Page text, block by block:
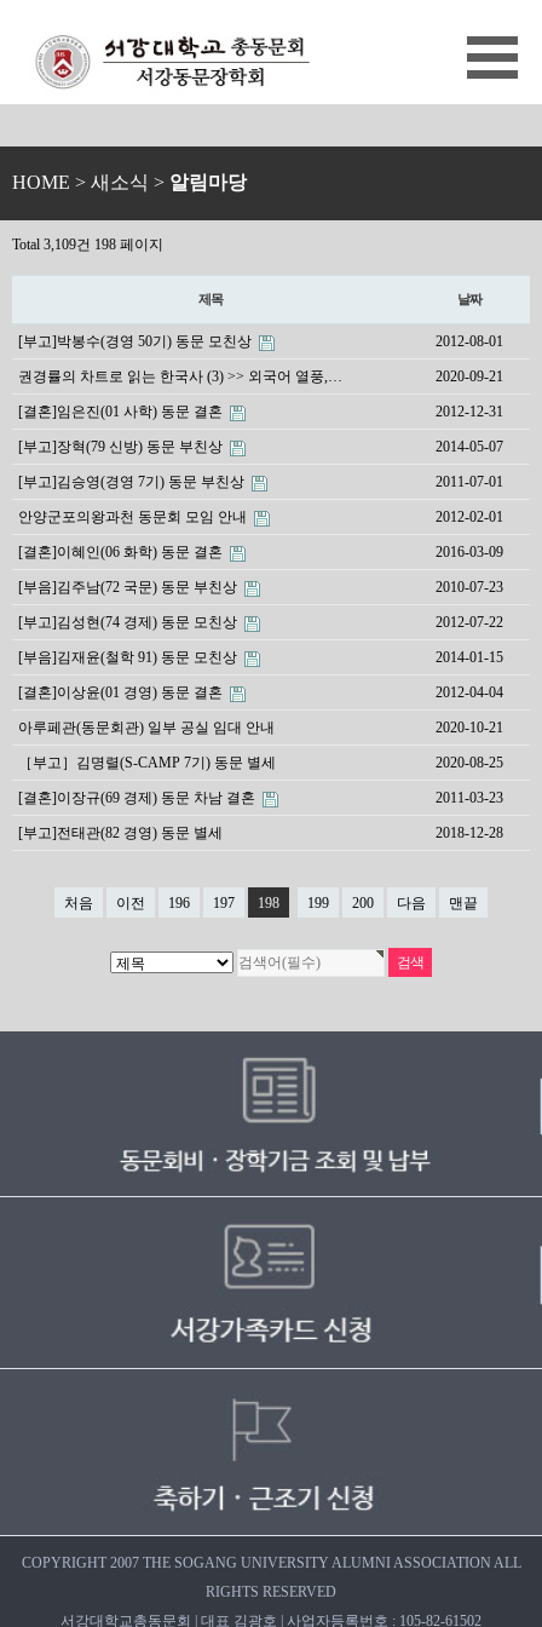
HOME > 새소식 > 알림마당
Total 3,109건 198 페이지
제목 날짜
[부고]박봉수(경영 50기) 동문 모친상 2012-08-01
권경률의 차트로 읽는 한국사 (3) >> 외국어 열풍,… 2020-09-21
[결혼]임은진(01 사학) 동문 결혼 2012-12-31
[부고]장혁(79 신방) 동문 부친상 2014-05-07
[부고]김승영(경영 7기) 동문 부친상 2011-07-01
안양군포의왕과천 동문회 모임 안내 2012-02-01
[결혼]이혜인(06 화학) 동문 결혼 2016-03-09
[부음]김주남(72 국문) 동문 부친상 2010-07-23
[부고]김성현(74 경제) 동문 모친상 2012-07-22
[부음]김재윤(철학 91) 동문 모친상 2014-01-15
[결혼]이상윤(01 경영) 동문 결혼 2012-04-04
아루페관(동문회관) 일부 공실 임대 안내 2020-10-21
［부고］김명렬(S-CAMP 7기) 동문 별세 2020-08-25
[결혼]이장규(69 경제) 동문 차남 결혼 2011-03-23
[부고]전태관(82 경영) 동문 별세 2018-12-28
처음 이전 196 197 198 199 200 다음 맨끝
COPYRIGHT 2007 THE SOGANG UNIVERSITY ALUMNI ASSOCIATION ALL
RIGHTS RESERVED
서강대학교총동문회 | 대표 김광호 | 사업자등록번호 : 105-82-61502